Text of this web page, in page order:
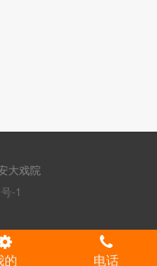
大戏院
-1
的 电话